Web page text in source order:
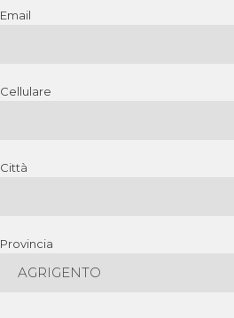
Email
Cellulare
Città
Provincia
AGRIGENTO